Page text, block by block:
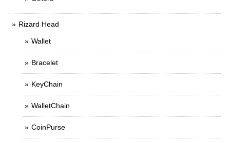
Rizard Head
Wallet
Bracelet
KeyChain
WalletChain
CoinPurse